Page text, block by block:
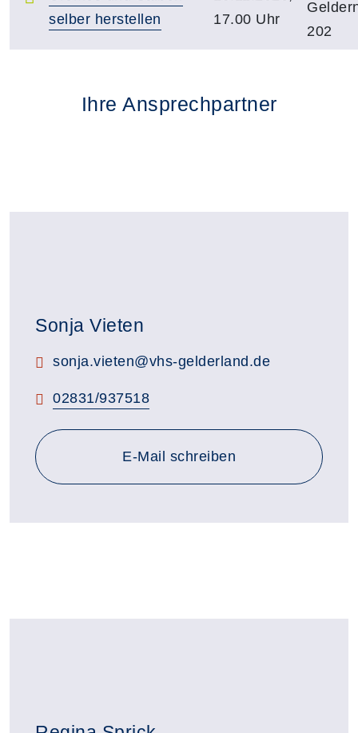
selber herstellen
17.00 Uhr
202
Ihre Ansprechpartner
Sonja Vieten
E-Mail:
sonja.vieten@vhs-gelderland.de
Telefon:
02831/937518
E-Mail schreiben